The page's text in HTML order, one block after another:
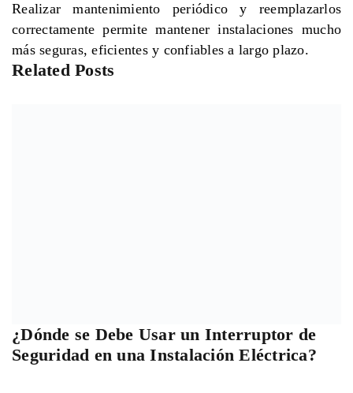
Realizar mantenimiento periódico y reemplazarlos
correctamente permite mantener instalaciones mucho
más seguras, eficientes y confiables a largo plazo.
Related Posts
Tipos de Condulet y Cómo Elegir el
Adecuado para una Instalación Eléctrica